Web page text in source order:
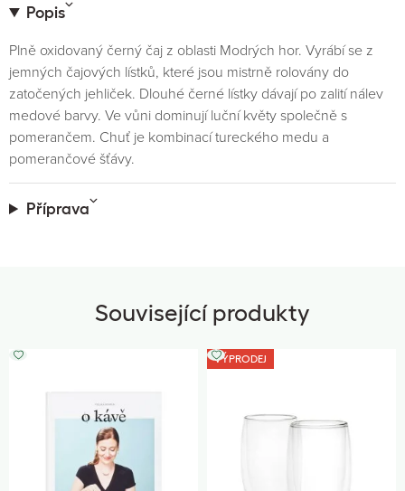
Popis
Plně oxidovaný černý čaj z oblasti Modrých hor. Vyrábí se z
jemných čajových lístků, které jsou mistrně rolovány do
zatočených jehliček. Dlouhé černé lístky dávají po zalití nálev
medové barvy. Ve vůni dominují luční květy společně s
pomerančem. Chuť je kombinací tureckého medu a
pomerančové šťávy.
Příprava
Související produkty
VÝPRODEJ